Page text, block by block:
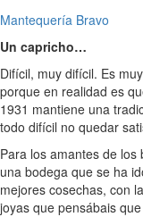
Mantequería Bravo
Un capricho…
Difícil, muy difícil. Es
porque en realidad es
1931 mantiene una
todo difícil no quedar
Para los amantes de
una bodega que se ha
mejores cosechas, con
joyas que pensábais